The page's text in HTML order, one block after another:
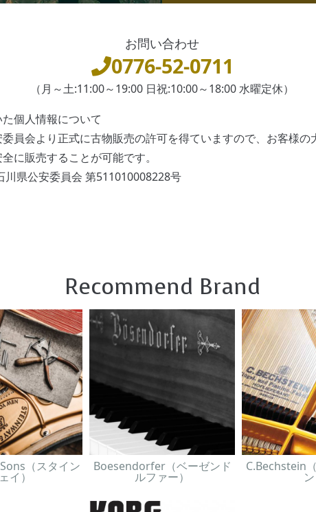
お問い合わせ
0776-52-0711
（月～土:11:00～19:00 日祝:10:00～18:00 水曜定休）
個人情報について
員会より正式に古物販売の許可を得ていますので、お客様の
に販売することが可能です。
川県公安委員会 第511010008228号
Recommend Brand
（スタイン
イ）
Boesendorfer（ベーゼンド
ルファー）
C.Bechstein
ン